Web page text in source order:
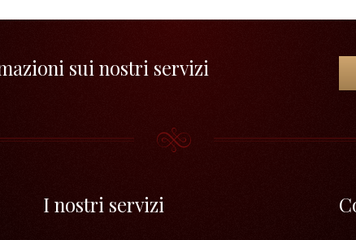
sui nostri servizi
I nostri servizi